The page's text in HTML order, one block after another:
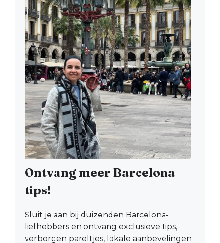
Ontvang meer Barcelona
tips!
Sluit je aan bij duizenden Barcelona-
liefhebbers en ontvang exclusieve tips,
verborgen pareltjes, lokale aanbevelingen